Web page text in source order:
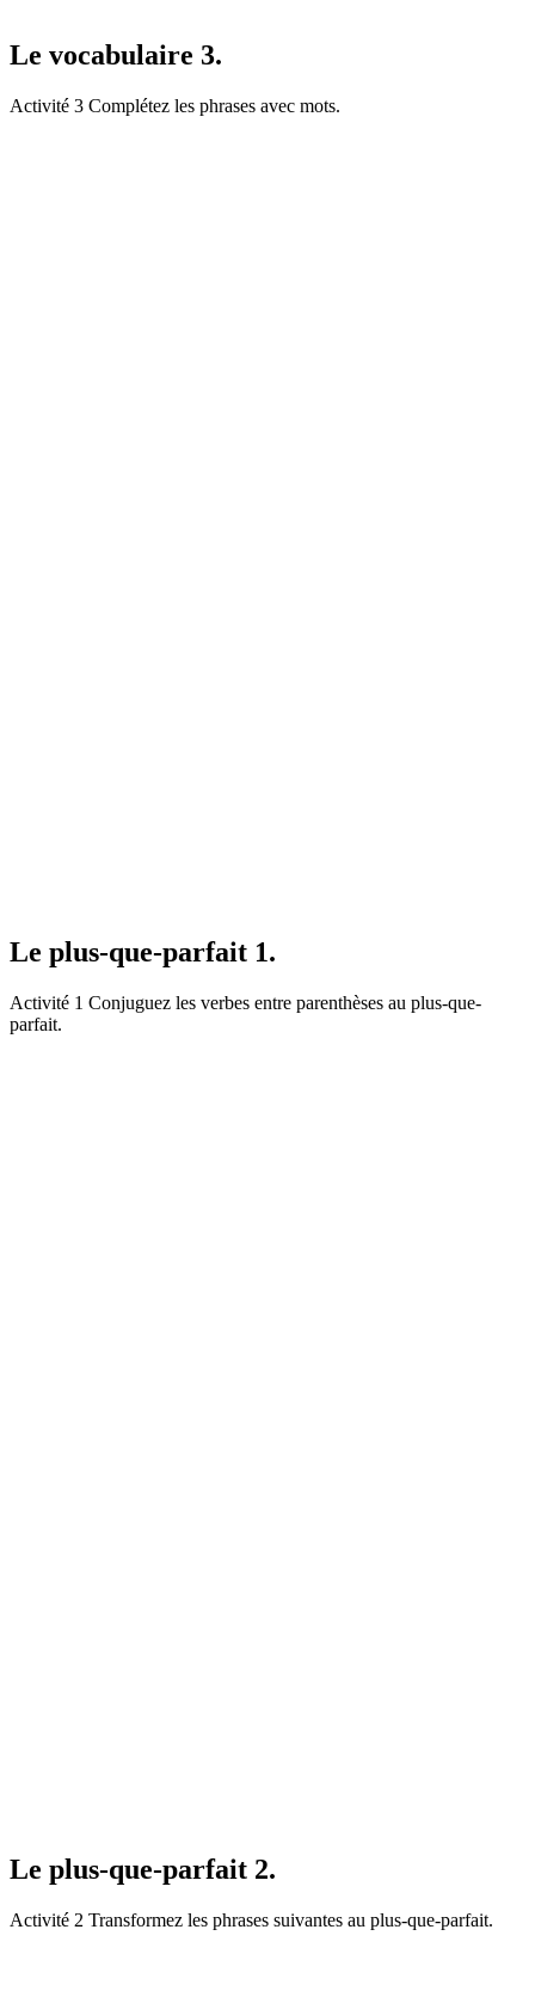
Le vocabulaire 3.
Activité 3 Complétez les phrases avec mots.
Le plus-que-parfait 1.
Activité 1 Conjuguez les verbes entre parenthèses au plus-que-
parfait.
Le plus-que-parfait 2.
Activité 2 Transformez les phrases suivantes au plus-que-parfait.